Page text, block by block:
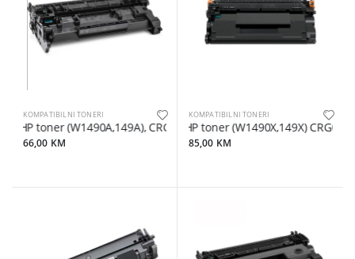
KOMPATIBILNI TONERI
HP toner (W1490A,149A), CRG070, bez cipa, zamjenski
66,00 KM
KOMPATIBILNI TONERI
HP toner (W1490X,149X)
85,00 KM